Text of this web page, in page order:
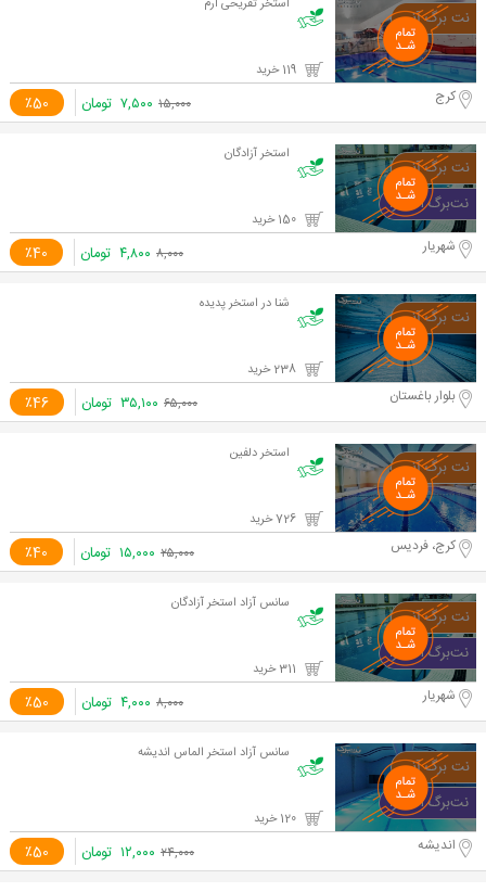
استخر تفریحی ارم
٪50 کرج ۱۵,۰۰۰ ۷,۵۰۰ تومان
استخر آزادگان
٪40 شهریار ۸,۰۰۰ ۴,۸۰۰ تومان
شنا در استخر پدیده
٪46 بلوار باغستان ۶۵,۰۰۰ ۳۵,۱۰۰ تومان
استخر دلفین
٪40 کرج، فردیس ۲۵,۰۰۰ ۱۵,۰۰۰ تومان
سانس آزاد استخر آزادگان
٪50 شهریار ۸,۰۰۰ ۴,۰۰۰ تومان
سانس آزاد استخر الماس اندیشه
٪50 اندیشه ۲۴,۰۰۰ ۱۲,۰۰۰ تومان